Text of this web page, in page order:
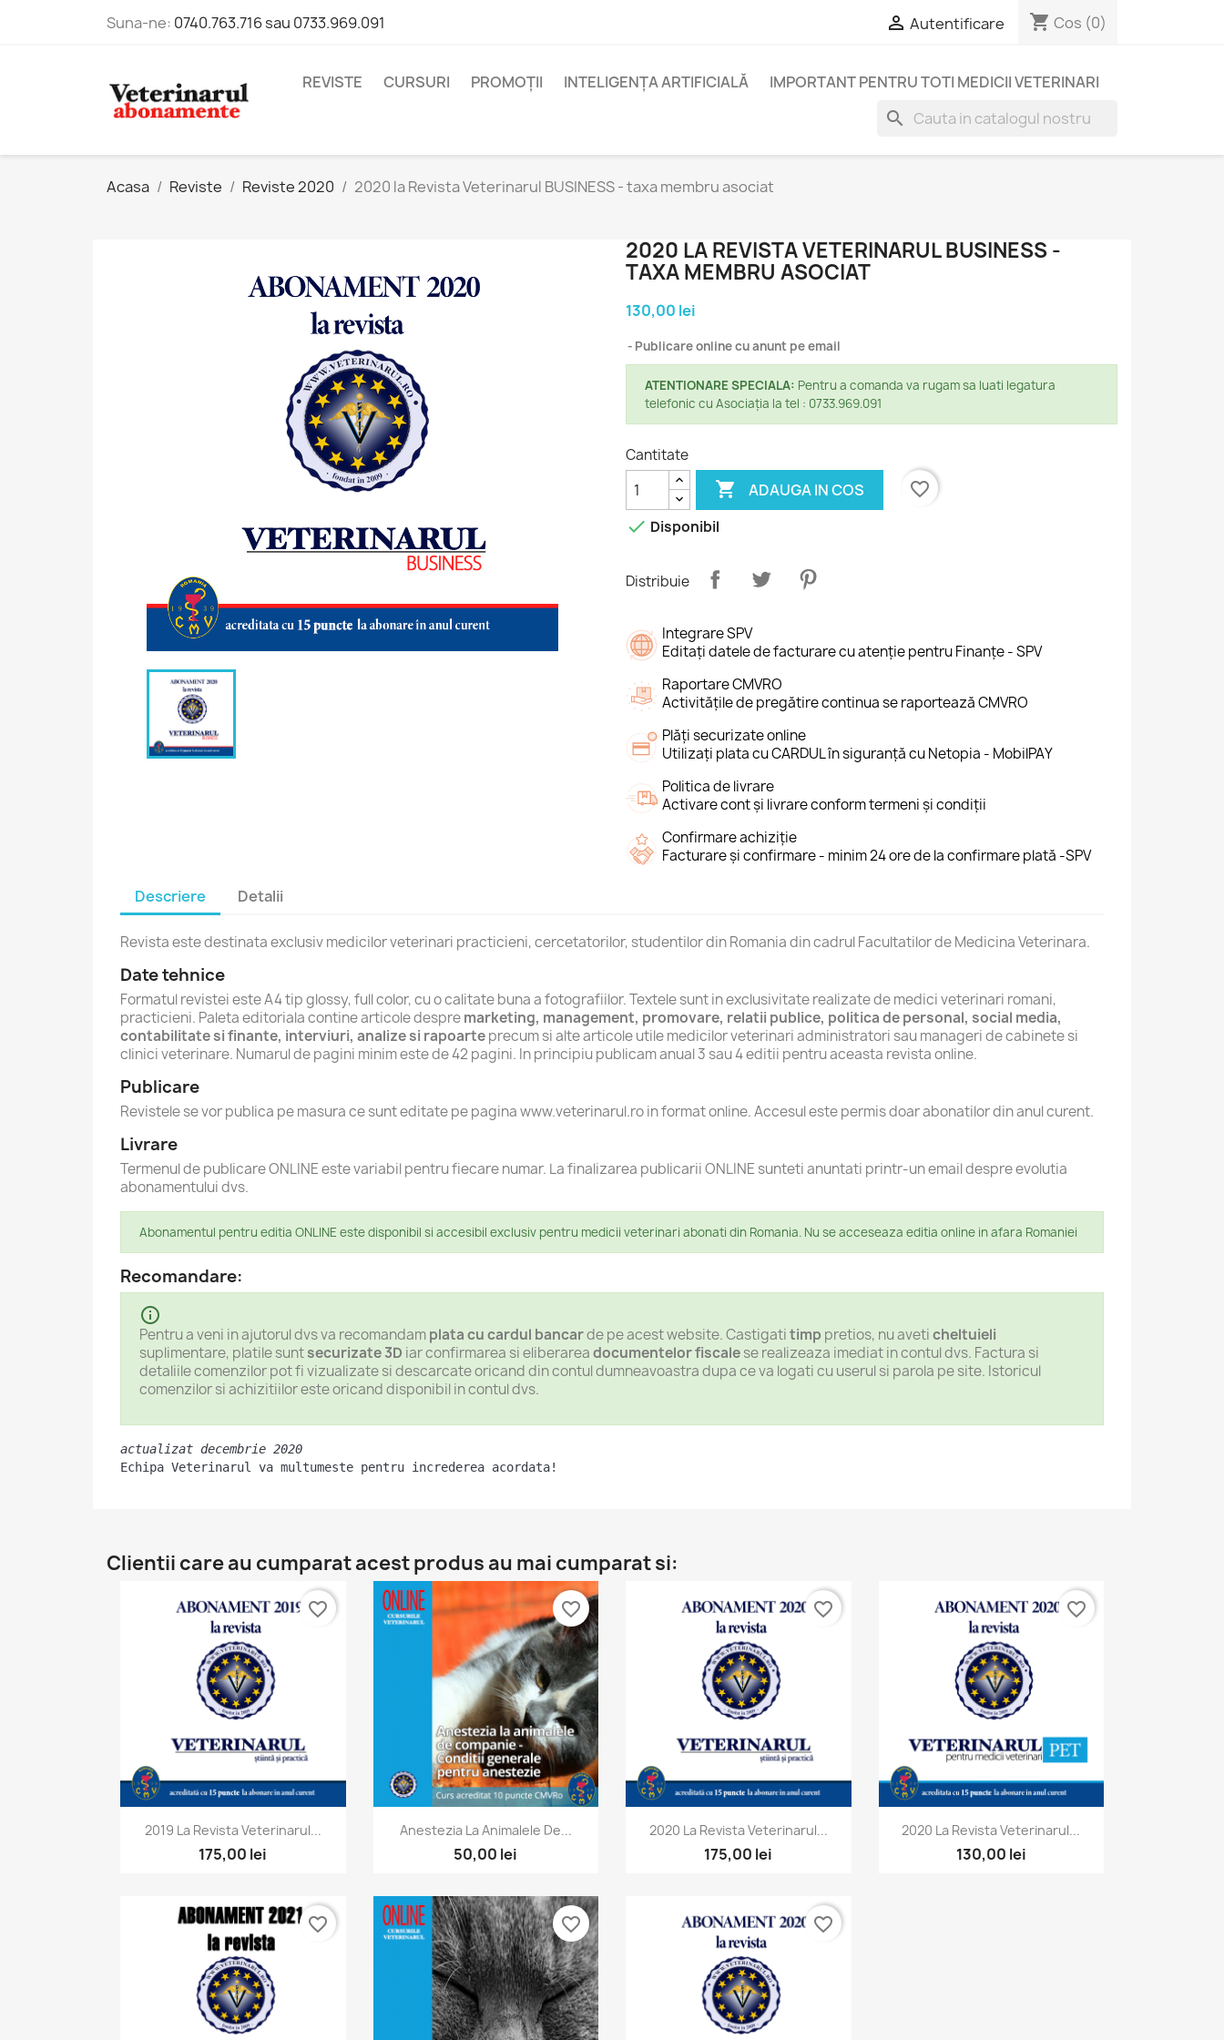
Suna-ne: 0740.763.716 sau 0733.969.091  Autentificare shopping_cart Cos (0)
REVISTE CURSURI PROMOȚII INTELIGENȚA ARTIFICIALĂ IMPORTANT PENTRU TOTI MEDICII VETERINARI
search
Acasa Reviste Reviste 2020 2020 la Revista Veterinarul BUSINESS - taxa membru asociat
2020 LA REVISTA VETERINARUL BUSINESS -
TAXA MEMBRU ASOCIAT
130,00 lei
Publicare online cu anunt pe email
ATENTIONARE SPECIALA: Pentru a comanda va rugam sa luati legatura
telefonic cu Asociația la tel : 0733.969.091
Cantitate
 ADAUGA IN COS
favorite_border
 Disponibil
Distribuie
Integrare SPV
Editați datele de facturare cu atenție pentru Finanțe - SPV
Raportare CMVRO
Activitățile de pregătire continua se raportează CMVRO
Plăți securizate online
Utilizați plata cu CARDUL în siguranță cu Netopia - MobilPAY
Politica de livrare
Activare cont și livrare conform termeni și condiții
Confirmare achiziție
Facturare și confirmare - minim 24 ore de la confirmare plată -SPV
Descriere Detalii
Revista este destinata exclusiv medicilor veterinari practicieni, cercetatorilor, studentilor din Romania din cadrul Facultatilor de Medicina Veterinara.
Date tehnice
Formatul revistei este A4 tip glossy, full color, cu o calitate buna a fotografiilor. Textele sunt in exclusivitate realizate de medici veterinari romani,
practicieni. Paleta editoriala contine articole despremarketing, management, promovare, relatii publice, politica de personal, social media,
contabilitate si finante, interviuri, analize si rapoarteprecum si alte articole utile medicilor veterinari administratori sau manageri de cabinete si
clinici veterinare. Numarul de pagini minim este de 42 pagini. In principiu publicam anual 3 sau 4 editii pentru aceasta revista online.
Publicare
Revistele se vor publica pe masura ce sunt editate pe pagina www.veterinarul.ro in format online. Accesul este permis doar abonatilor din anul curent.
Livrare
Termenul de publicare ONLINE este variabil pentru fiecare numar. La finalizarea publicarii ONLINE sunteti anuntati printr-un email despre evolutia
abonamentului dvs.
Abonamentul pentru editia ONLINE este disponibil si accesibil exclusiv pentru medicii veterinari abonati din Romania. Nu se acceseaza editia online in afara Romaniei
Recomandare:
info_outline
Pentru a veni in ajutorul dvs va recomandamplata cu cardul bancarde pe acest website. Castigatitimp pretios, nu aveticheltuieli
suplimentare, platile suntsecurizate 3D iar confirmarea si eliberareadocumentelor fiscalese realizeaza imediat in contul dvs. Factura si
detaliile comenzilor pot fi vizualizate si descarcate oricand din contul dumneavoastra dupa ce va logati cu userul si parola pe site. Istoricul
comenzilor si achizitiilor este oricand disponibil in contul dvs.
actualizat decembrie 2020
Echipa Veterinarul va multumeste pentru increderea acordata!
Clientii care au cumparat acest produs au mai cumparat si:
Vizualizare rapida
2019 La Revista Veterinarul...
175,00 lei
favorite_border
Vizualizare rapida
Anestezia La Animalele De...
50,00 lei
favorite_border
Vizualizare rapida
2020 La Revista Veterinarul...
175,00 lei
favorite_border
Vizualizare rapida
2020 La Revista Veterinarul...
130,00 lei
favorite_border
favorite_border favorite_border favorite_border